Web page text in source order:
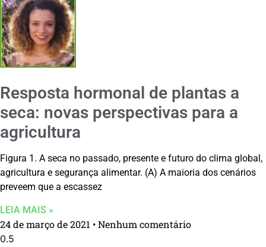
Resposta hormonal de plantas a
seca: novas perspectivas para a
agricultura
Figura 1. A seca no passado, presente e futuro do clima global,
agricultura e segurança alimentar. (A) A maioria dos cenários
preveem que a escassez
LEIA MAIS »
24 de março de 2021 Nenhum comentário